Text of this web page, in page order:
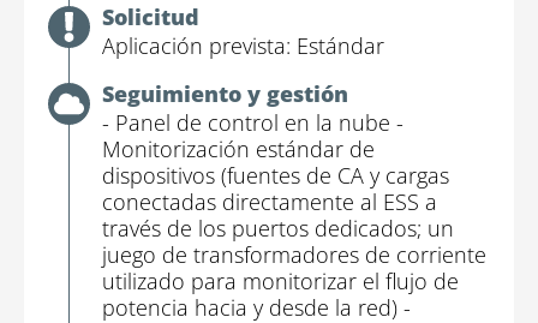
Solicitud
Aplicación prevista: Estándar
Seguimiento y gestión
- Panel de control en la nube -
Monitorización estándar de
dispositivos (fuentes de CA y cargas
conectadas directamente al ESS a
través de los puertos dedicados; un
juego de transformadores de corriente
utilizado para monitorizar el flujo de
potencia hacia y desde la red) -